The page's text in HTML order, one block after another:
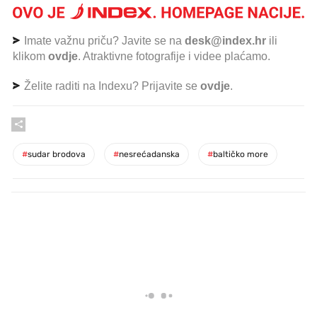
Imate važnu priču? Javite se na desk@index.hr ili
klikom ovdje. Atraktivne fotografije i videe plaćamo.
Želite raditi na Indexu? Prijavite se ovdje.
#sudar brodova #nesrećadanska #baltičko more